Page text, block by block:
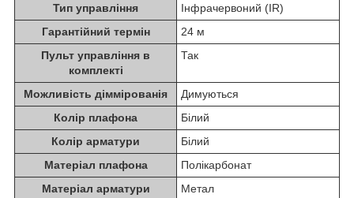
Тип управління
Інфрачервоний (IR)
Гарантійний термін
24 м
Пульт управління в
комплекті
Так
Можливість діммірованія
Димуються
Колір плафона
Білий
Колір арматури
Білий
Матеріал плафона
Полікарбонат
Матеріал арматури
Метал